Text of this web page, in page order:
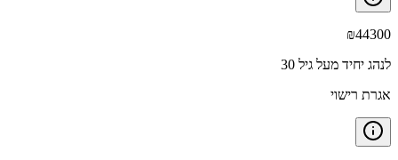
₪44300
לנהג יחיד מעל גיל 30
אגרת רישוי